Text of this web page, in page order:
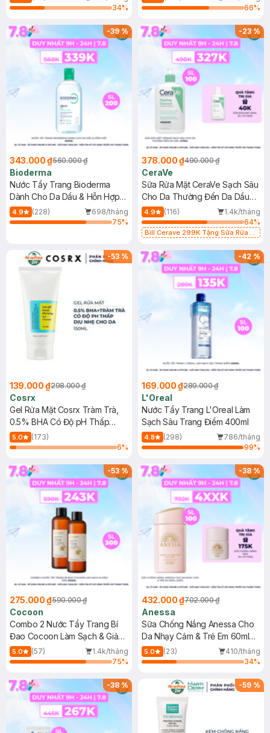
34%
66%
-39%
343.000 ₫560.000 ₫
Bioderma
Nước Tẩy Trang Bioderma
Dành Cho Da Dầu & Hỗn Hợp
500ml
4.9 (228)
698/tháng
75%
-23%
378.000 ₫490.000 ₫
CeraVe
Sữa Rửa Mặt CeraVe Sạch Sâu
Cho Da Thường Đến Da Dầu
473ml
4.9 (116)
1.4k/tháng
64%
Bill Cerave 299K Tặng Sữa Rửa
-53 %
139.000 ₫298.000 ₫
Cosrx
Gel Rửa Mặt Cosrx Tràm Trà,
0.5% BHA Có Độ pH Thấp
150ml
5.0
(173)
6%
-42%
169.000 ₫289.000 ₫
L'Oreal
Nước Tẩy Trang L'Oreal Làm
Sạch Sâu Trang Điểm 400ml
4.8 (298)
786/tháng
99%
-53%
275.000 ₫590.000 ₫
Cocoon
Combo 2 Nước Tẩy Trang Bí
Đao Cocoon Làm Sạch & Giảm
Dầu 500ml
5.0 (57)
1.4k/tháng
75%
-38%
432.000 ₫702.000 ₫
Anessa
Sữa Chống Nắng Anessa Cho
Da Nhạy Cảm & Trẻ Em 60ml
(Mới)
5.0 (23)
410/tháng
34%
-38% -59 %